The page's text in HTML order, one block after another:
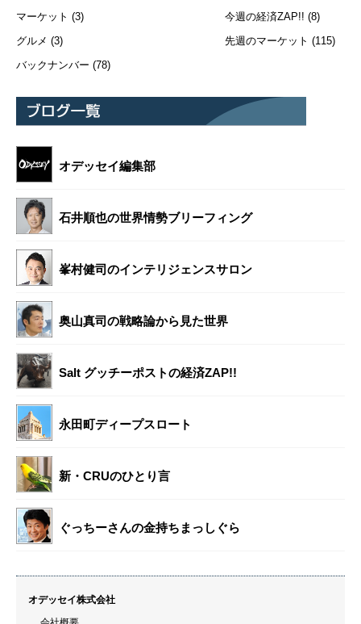
マーケット (3)
グルメ (3)
バックナンバー (78)
今週の経済ZAP!! (8)
先週のマーケット (115)
オデッセイ編集部
石井順也の世界情勢ブリーフィング
峯村健司のインテリジェンスサロン
奥山真司の戦略論から見た世界
Salt グッチーポストの経済ZAP!!
永田町ディープスロート
新・CRUのひとり言
ぐっちーさんの金持ちまっしぐら
オデッセイ株式会社